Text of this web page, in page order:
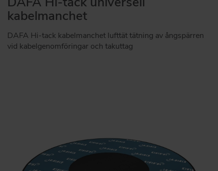
kabelmanchet
DAFA Hi-tack kabelmanchet lufttät tätning av ångspärren
vid kabelgenomföringar och takuttag